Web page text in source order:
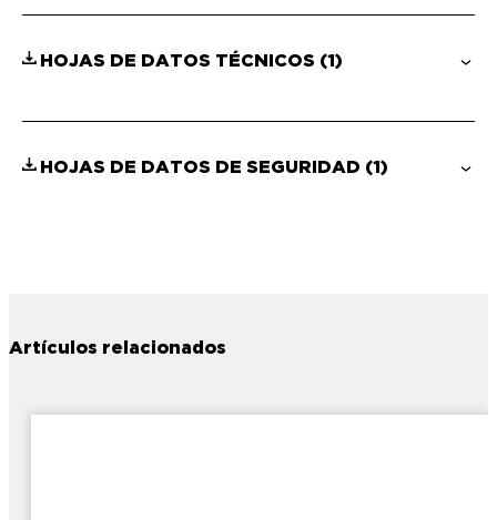
HOJAS DE DATOS TÉCNICOS (1)
HOJAS DE DATOS DE SEGURIDAD (1)
Artículos relacionados